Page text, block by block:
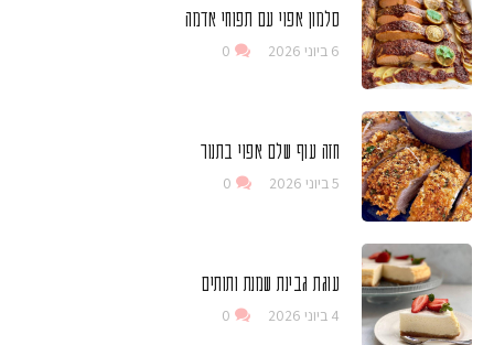
סלמון אפוי עם תפוחי אדמה
6 ביוני 2026 0
חזה עוף שלם אפוי בתנור
5 ביוני 2026 0
עוגת גבינת שמנת ותותים
4 ביוני 2026 0